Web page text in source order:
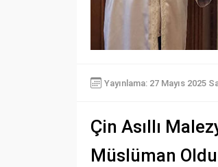
Yayınlama: 27 Mayıs 2025
Çin Asıllı
Müslüman Oldu